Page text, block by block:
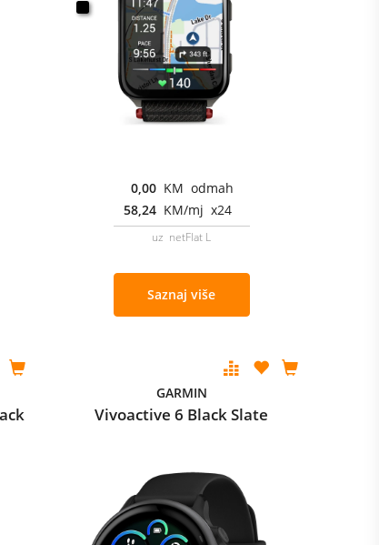
0,00 KM odmah
58,24 KM/mj x24
uz netFlat L
Saznaj više
GARMIN
Vivoactive 6 Black Slate